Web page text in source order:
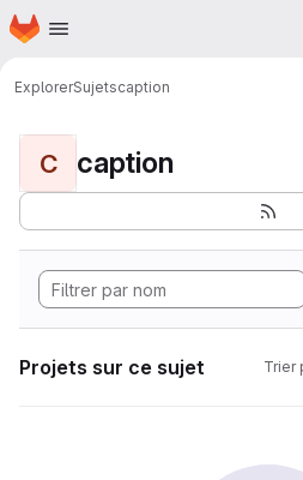
Passer au contenu principal
Page d'accueil
ExplorerSujetscaption
C caption
Projets sur ce sujet Trier